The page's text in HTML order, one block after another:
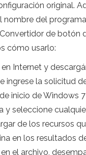
original.
nombre del
de botón
cómo usarlo:
Internet y
ingrese la solicitud
inicio de Windows
y seleccione
de los recursos
en los resultados
el archivo,